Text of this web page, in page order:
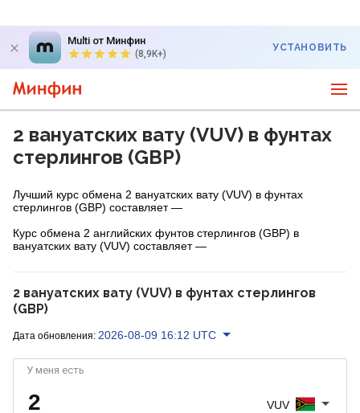
Multi от Минфин
(8,9K+)
УСТАНОВИТЬ
2 вануатских вату (VUV) в фунтах
стерлингов (GBP)
Лучший курс обмена 2 вануатских вату (VUV) в фунтах
стерлингов (GBP) составляет —
Курс обмена 2 английских фунтов стерлингов (GBP) в
вануатских вату (VUV) составляет —
2 вануатских вату (VUV) в фунтах стерлингов
(GBP)
Дата обновления: 2026-08-09 16:12 UTC
У меня есть
VUV